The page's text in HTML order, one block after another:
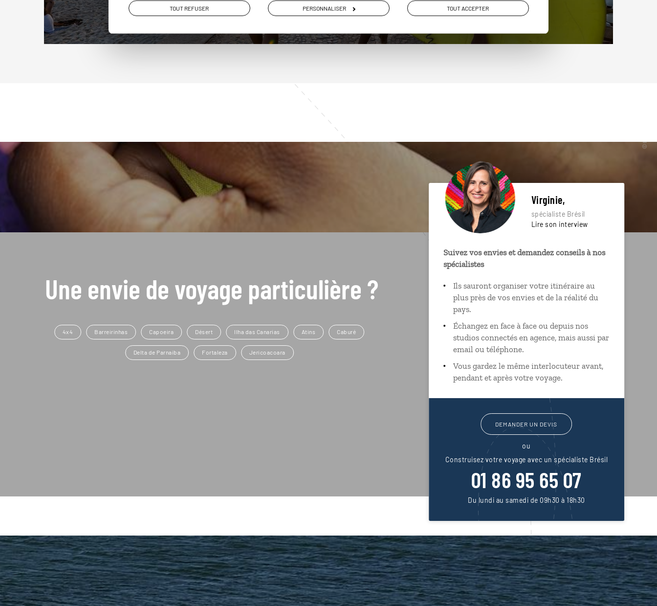
TOUT REFUSER PERSONNALISER TOUT ACCEPTER
Une envie de voyage particulière ?
4x4 Barreirinhas Capoeira Désert Ilha das Canarias Atins Caburé
Delta de Parnaiba Fortaleza Jericoacoara
Virginie,
spécialiste Brésil
Lire son interview
Suivez vos envies et demandez conseils à nos
spécialistes
Ils sauront organiser votre itinéraire au
plus près de vos envies et de la réalité du
pays.
Échangez en face à face ou depuis nos
studios connectés en agence, mais aussi par
email ou téléphone.
Vous gardez le même interlocuteur avant,
pendant et après votre voyage.
DEMANDER UN DEVIS
ou
Construisez votre voyage avec un spécialiste Brésil
01 86 95 65 07
Du lundi au samedi de 09h30 à 18h30